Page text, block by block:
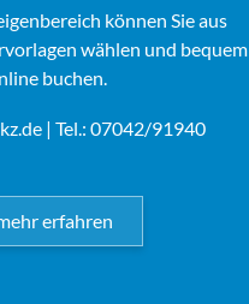
können Sie aus
wählen und bequem
buchen.
| Tel.: 07042/91940
erfahren